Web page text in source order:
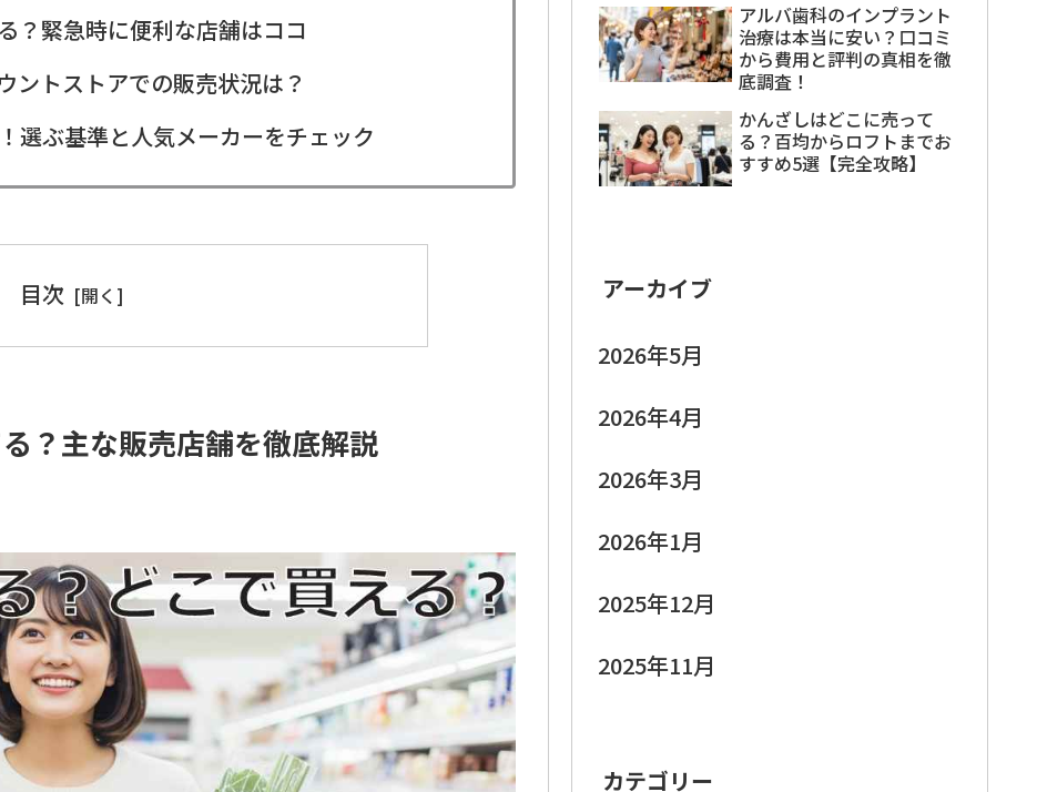
？緊急時に便利な店舗はココ
ントストアでの販売状況は？
選ぶ基準と人気メーカーをチェック
目次
？主な販売店舗を徹底解説
アルバ歯科のインプラント
治療は本当に安い？口コミ
から費用と評判の真相を徹
底調査！
かんざしはどこに売って
る？百均からロフトまでお
すすめ5選【完全攻略】
アーカイブ
2026年5月
2026年4月
2026年3月
2026年1月
2025年12月
2025年11月
カテゴリー